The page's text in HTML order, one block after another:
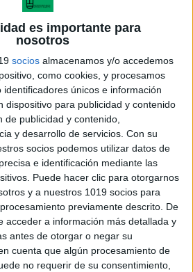
es importante para
nosotros
socios almacenamos y/o accedemos
como cookies, y procesamos
únicos e información
dispositivo para publicidad y contenido
de publicidad y contenido,
y desarrollo de servicios. Con su
socios podemos utilizar datos de
e identificación mediante las
Puede hacer clic para otorgarnos
y a nuestros 1019 socios para
previamente descrito. De
acceder a información más detallada y
antes de otorgar o negar su
cuenta que algún procesamiento de
no requerir de su consentimiento,
pensado para niños de
también puede ser útil en
educativo, aulas de apoyo o
un repaso extra. Su
se adapte a diferentes niveles